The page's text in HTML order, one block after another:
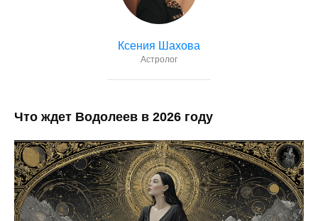
Ксения Шахова
Астролог
Что ждет Водолеев в 2026 году